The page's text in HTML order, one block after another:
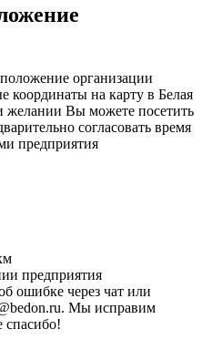
организации
на карту в Белая
желании Вы можете посетить
согласовать время
предприятия
предприятия
ошибке через чат или
Мы исправим
спасибо!